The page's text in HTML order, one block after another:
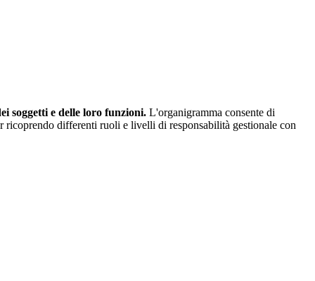
soggetti e delle loro funzioni. L'organigramma consente di
differenti ruoli e livelli di responsabilità gestionale con